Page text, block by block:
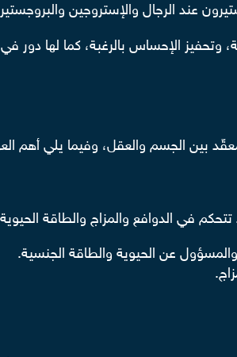
عند الرجال والإستروجين
وتحفيز الإحساس بالرغبة، كما لها دور
بين الجسم والعقل، وفيما يلي أهم
في الدوافع والمزاج والطاقة
عن الحيوية والطاقة الجنسية.